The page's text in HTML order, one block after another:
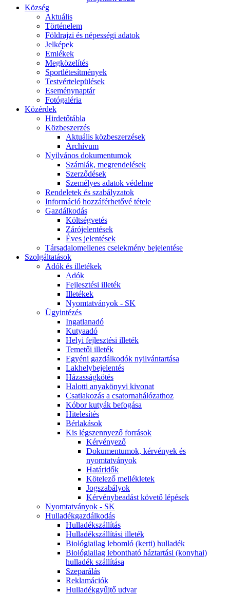
Község
Aktuális
Történelem
Földrajzi és népességi adatok
Jelképek
Emlékek
Megközelítés
Sportlétesítmények
Testvértelepülések
Eseménynaptár
Fotógaléria
Közérdek
Hirdetőtábla
Közbeszerzés
Aktuális közbeszerzések
Archívum
Nyilvános dokumentumok
Számlák, megrendelések
Szerződések
Személyes adatok védelme
Rendeletek és szabályzatok
Információ hozzáférhetővé tétele
Gazdálkodás
Költségvetés
Zárójelentések
Éves jelentések
Társadalomellenes cselekmény bejelentése
Szolgáltatások
Adók és illetékek
Adók
Fejlesztési illeték
Illetékek
Nyomtatványok - SK
Ügyintézés
Ingatlanadó
Kutyaadó
Helyi fejlesztési illeték
Temetői illeték
Egyéni gazdálkodók nyilvántartása
Lakhelybejelentés
Házasságkötés
Halotti anyakönyvi kivonat
Csatlakozás a csatornahálózathoz
Kóbor kutyák befogása
Hitelesítés
Bérlakások
Kis légszennyező források
Kérvényező
Dokumentumok, kérvények és
nyomtatványok
Határidők
Kötelező mellékletek
Jogszabályok
Kérvénybeadást követő lépések
Nyomtatványok - SK
Hulladékgazdálkodás
Hulladékszállítás
Hulladékszállítási illeték
Biológiailag lebomló (kerti) hulladék
Biológiailag lebontható háztartási (konyhai)
hulladék szállítása
Szeparálás
Reklamációk
Hulladékgyűjtő udvar